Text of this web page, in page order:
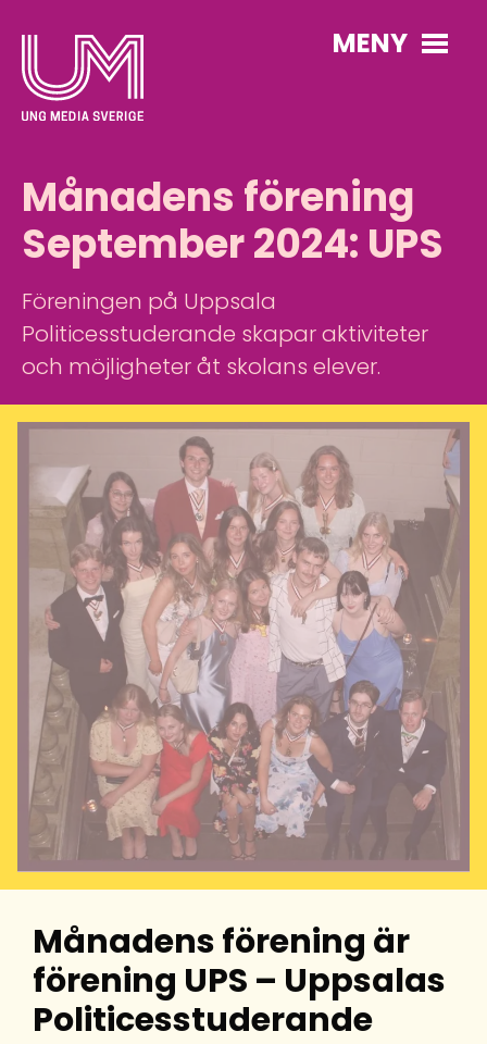
MENY
Månadens förening
September 2024: UPS
Föreningen på Uppsala
Politicesstuderande skapar aktiviteter
och möjligheter åt skolans elever.
Månadens förening är
förening UPS – Uppsalas
Politicesstuderande